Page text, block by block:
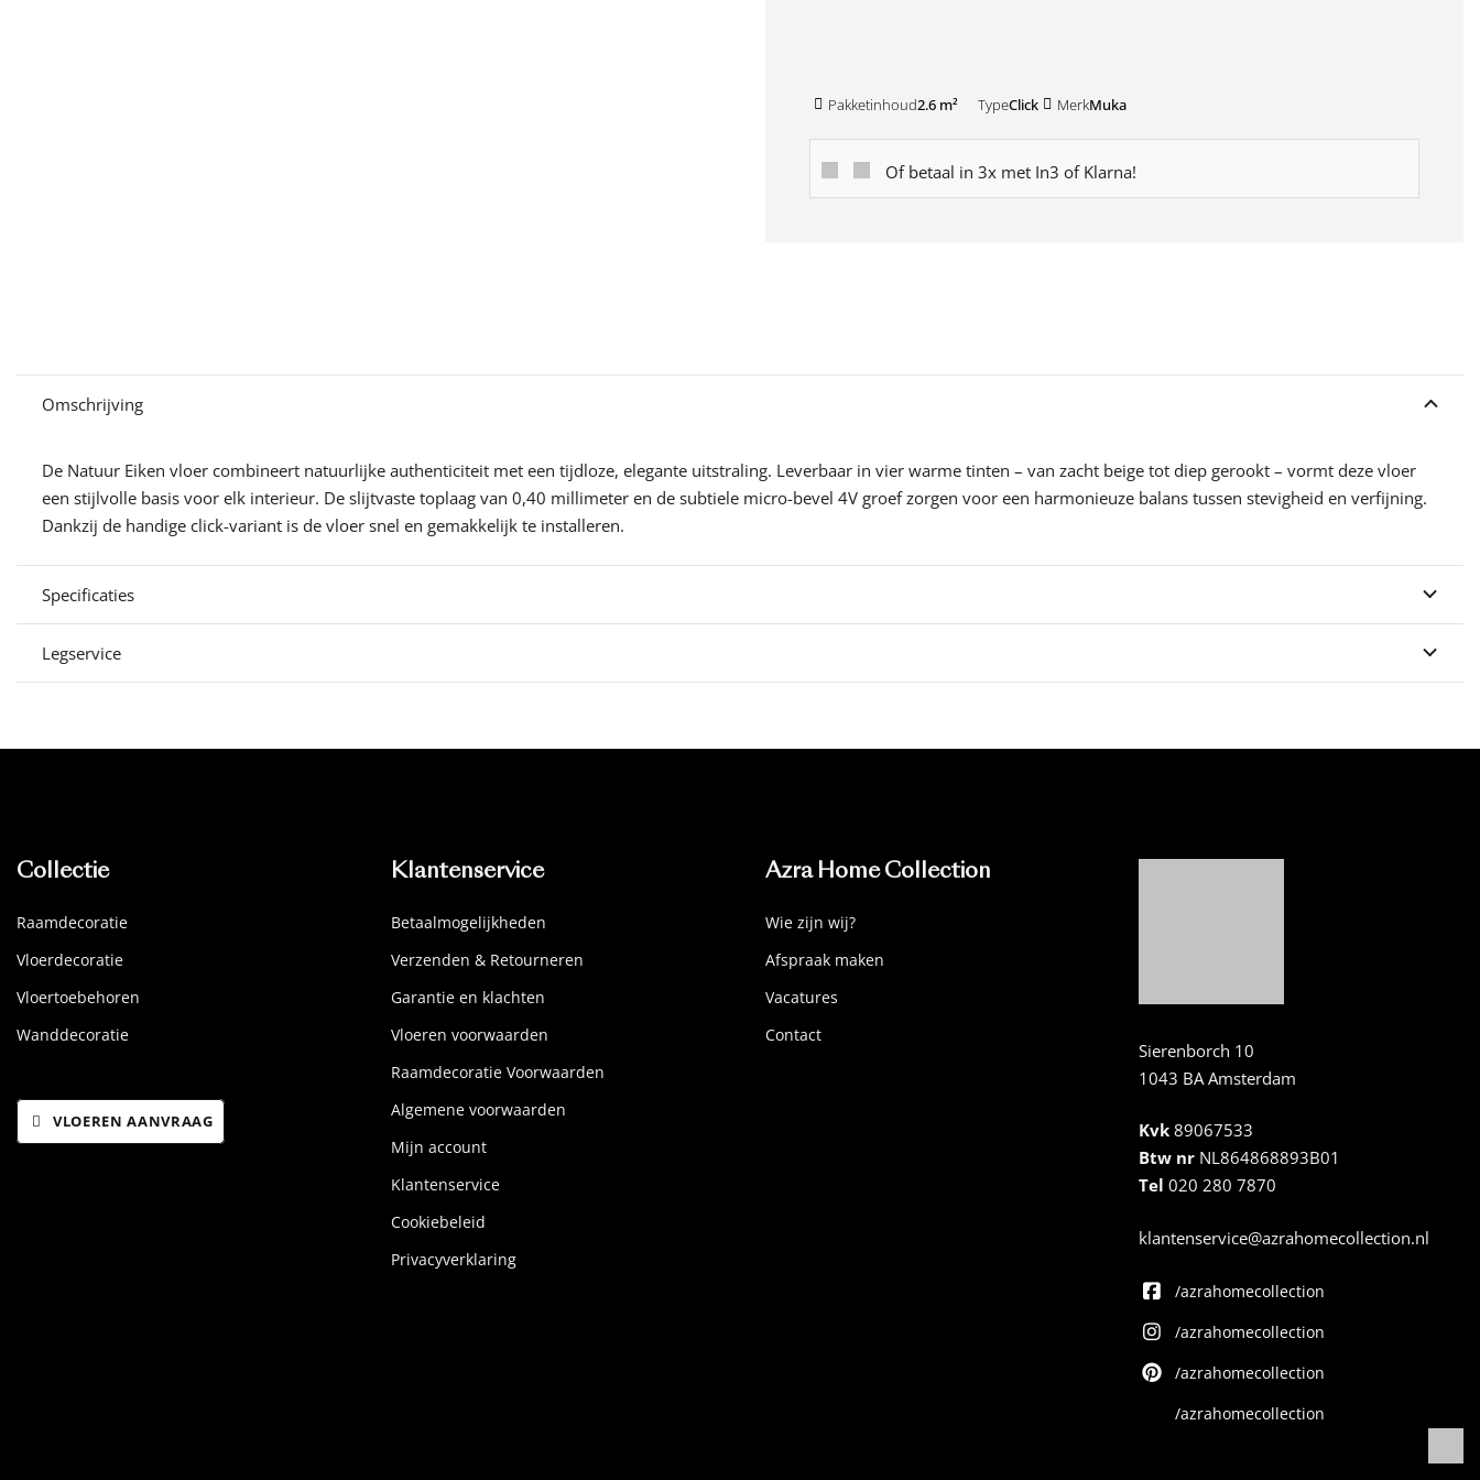
Pakketinhoud2.6 m² TypeClick MerkMuka
Of betaal in 3x met In3 of Klarna!
Omschrijving
De Natuur Eiken vloer combineert natuurlijke authenticiteit met een tijdloze, elegante uitstraling. Leverbaar in vier warme tinten – van zacht beige tot diep gerookt – vormt deze vloer
een stijlvolle basis voor elk interieur. De slijtvaste toplaag van 0,40 millimeter en de subtiele micro-bevel 4V groef zorgen voor een harmonieuze balans tussen stevigheid en verfijning.
Dankzij de handige click-variant is de vloer snel en gemakkelijk te installeren.
Specificaties
Legservice
Collectie
Raamdecoratie
Vloerdecoratie
Vloertoebehoren
Wanddecoratie
VLOEREN AANVRAAG
Klantenservice
Betaalmogelijkheden
Verzenden & Retourneren
Garantie en klachten
Vloeren voorwaarden
Raamdecoratie Voorwaarden
Algemene voorwaarden
Mijn account
Klantenservice
Cookiebeleid
Privacyverklaring
Azra Home Collection
Wie zijn wij?
Afspraak maken
Vacatures
Contact
Sierenborch 10
1043 BA Amsterdam
Kvk 89067533
Btw nr NL864868893B01
Tel 020 280 7870
klantenservice@azrahomecollection.nl
/azrahomecollection
/azrahomecollection
/azrahomecollection
/azrahomecollection